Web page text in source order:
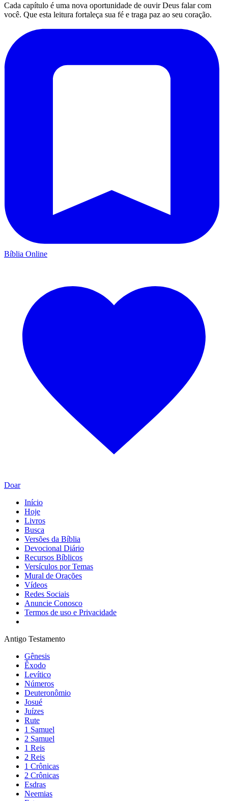
Cada capítulo é uma nova oportunidade de ouvir Deus falar com
você. Que esta leitura fortaleça sua fé e traga paz ao seu coração.
Bíblia Online
Doar
Início
Hoje
Livros
Busca
Versões da Bíblia
Devocional Diário
Recursos Bíblicos
Versículos por Temas
Mural de Orações
Vídeos
Redes Sociais
Anuncie Conosco
Termos de uso e Privacidade
Antigo Testamento
Gênesis
Êxodo
Levítico
Números
Deuteronômio
Josué
Juízes
Rute
1 Samuel
2 Samuel
1 Reis
2 Reis
1 Crônicas
2 Crônicas
Esdras
Neemias